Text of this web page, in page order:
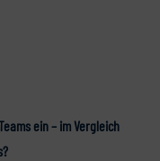
ein – im Vergleich